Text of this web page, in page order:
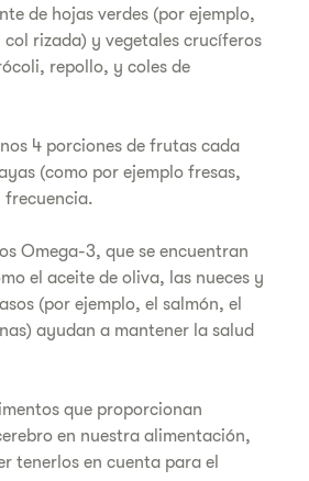
de hojas verdes (por ejemplo,
rizada) y vegetales crucíferos
repollo, y coles de
4 porciones de frutas cada
(como por ejemplo fresas,
frecuencia.
Omega-3, que se encuentran
el aceite de oliva, las nueces y
(por ejemplo, el salmón, el
ayudan a mantener la salud
que proporcionan
en nuestra alimentación,
tenerlos en cuenta para el